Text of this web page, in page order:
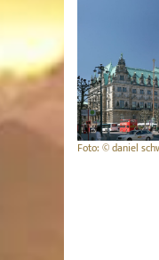
Foto: © daniel